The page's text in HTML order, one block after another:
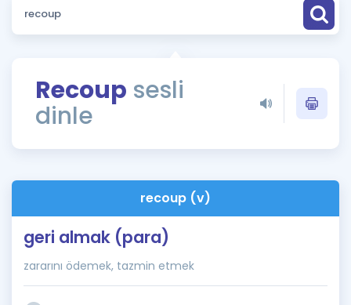
Sözlük
Rehberlik Aracı
ÖSYM Sınav Takvimi
İngilizce Gramer
Hakkımızda
Recoup sesli
dinle
recoup (v)
geri almak (para)
zararını ödemek, tazmin etmek